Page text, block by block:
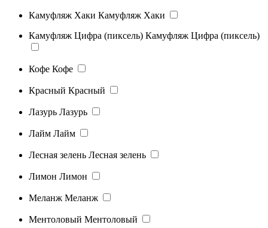
Камуфляж Хаки Камуфляж Хаки
Камуфляж Цифра (пиксель) Камуфляж Цифра (пиксель)
Кофе Кофе
Красный Красный
Лазурь Лазурь
Лайм Лайм
Лесная зелень Лесная зелень
Лимон Лимон
Меланж Меланж
Ментоловый Ментоловый